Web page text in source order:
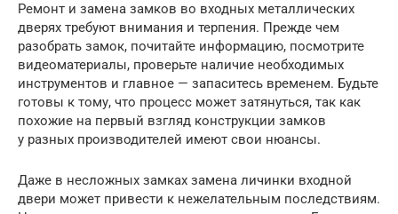
Ремонт и замена замков во входных металлических
дверях требуют внимания и терпения. Прежде чем
разобрать замок, почитайте информацию, посмотрите
видеоматериалы, проверьте наличие необходимых
инструментов и главное — запаситесь временем. Будьте
готовы к тому, что процесс может затянуться, так как
похожие на первый взгляд конструкции замков
у разных производителей имеют свои нюансы.
Даже в несложных замках замена личинки входной
двери может привести к нежелательным последствиям.